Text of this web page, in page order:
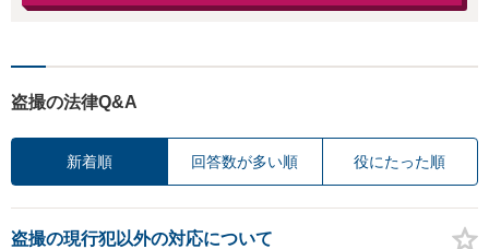
盗撮の法律Q&A
新着順 回答数が多い順 役にたった順
盗撮の現行犯以外の対応について